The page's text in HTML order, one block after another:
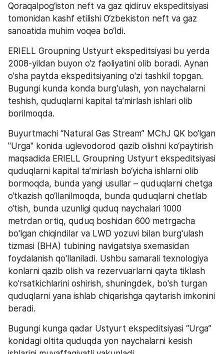
Qoraqalpog‘iston neft va gaz qidiruv ekspeditsiyasi
tomonidan kashf etilishi O‘zbekiston neft va gaz
sanoatida muhim voqea bo‘ldi.
ERIELL Groupning Ustyurt ekspeditsiyasi bu yerda
2008-yildan buyon o‘z faoliyatini olib boradi. Aynan
o'sha paytda ekspeditsiyaning o'zi tashkil topgan.
Bugungi kunda konda burg‘ulash, yon naychalarni
teshish, quduqlarni kapital ta’mirlash ishlari olib
borilmoqda.
Buyurtmachi “Natural Gas Stream” MChJ QK bo‘lgan
"Urga" konida uglevodorod qazib olishni ko‘paytirish
maqsadida ERIELL Groupning Ustyurt ekspeditsiyasi
quduqlarni kapital ta’mirlash bo‘yicha ishlarni olib
bormoqda, bunda yangi usullar – quduqlarni chetga
o‘tkazish qo‘llanilmoqda, bunda quduqlarni chetlab
o‘tish, bunda uzunligi quduq naychalari 1000
metrdan ortiq, quduq boshidan 600 metrgacha
bo'lgan chiqindilar va LWD yozuvi bilan burg'ulash
tizmasi (BHA) tubining navigatsiya sxemasidan
foydalanish qo'llaniladi. Ushbu samarali texnologiya
konlarni qazib olish va rezervuarlarni qayta tiklash
ko'rsatkichlarini oshirish, shuningdek, bo'sh turgan
quduqlarni yana ishlab chiqarishga qaytarish imkonini
beradi.
Bugungi kunga qadar Ustyurt ekspeditsiyasi “Urga”
konidagi oltita quduqda yon naychalarni kesish